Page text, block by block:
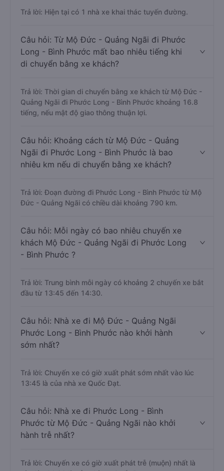
Trả lời: Hiện tại có 1 nhà xe khai thác tuyến đường.
Câu hỏi: Từ Mộ Đức - Quảng Ngãi đi Phước
Long - Bình Phước mất bao nhiêu tiếng khi
di chuyển bằng xe khách?
Trả lời: Thời gian di chuyển bằng xe khách từ Mộ Đức -
Quảng Ngãi đi Phước Long - Bình Phước khoảng 16.8
tiếng, nếu mật độ giao thông thuận lợi.
Câu hỏi: Khoảng cách từ Mộ Đức - Quảng
Ngãi đi Phước Long - Bình Phước là bao
nhiêu km nếu di chuyển bằng xe khách?
Trả lời: Đoạn đường đi Phước Long - Bình Phước từ Mộ
Đức - Quảng Ngãi có chiều dài khoảng 790 km.
Câu hỏi: Mỗi ngày có bao nhiêu chuyến xe
khách Mộ Đức - Quảng Ngãi đi Phước Long
- Bình Phước ?
Trả lời: Trung bình mỗi ngày có khoảng 2 chuyến xe bắt
đầu từ 13:45 đến 14:30.
Câu hỏi: Nhà xe đi Mộ Đức - Quảng Ngãi
Phước Long - Bình Phước nào khởi hành
sớm nhất?
Trả lời: Chuyến xe có giờ xuất phát sớm nhất vào lúc
13:45 là của nhà xe Quốc Đạt.
Câu hỏi: Nhà xe đi Phước Long - Bình
Phước từ Mộ Đức - Quảng Ngãi nào khởi
hành trễ nhất?
Trả lời: Chuyến xe có giờ xuất phát trễ (muộn) nhất là